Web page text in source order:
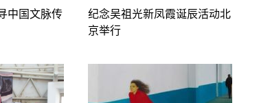
中国文脉传
纪念吴祖光新凤霞诞辰活动北
京举行